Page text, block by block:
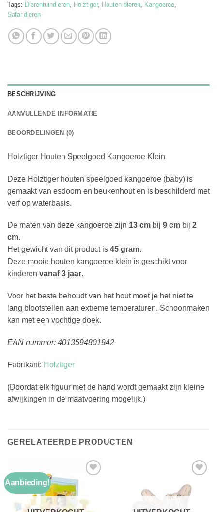
Tags: Dierentuindieren Holztiger, Houten dieren Kangoeroe
Safaridieren
BESCHRIJVING
AANVULLENDE INFORMATIE
BEOORDELINGEN (0)
Holztiger Houten Speelgoed Kangoeroe Klein
Deze Holztiger houten speelgoed kangoeroe (baby) is
gemaakt van esdoorn en beukenhout en is beschilderd met
verf op waterbasis.
De maten van deze kangoeroe zijn 13 cm bij 9 cm bij 2
cm.
Het gewicht van dit product is 45 gram.
Deze mooie houten kangoeroe klein is geschikt voor
kinderen vanaf 3 jaar.
Voor het beste behoudt van het hout moet je het niet te
lang blootstellen aan extreme temperaturen. Schoonmaken
kan met een vochtige doek.
EAN nummer: 4013594801942
Fabrikant: Holztiger
(Doordat elk figuur met de hand wordt gemaakt zijn kleine
afwijkingen in de maatvoering mogelijk.)
GERELATEERDE PRODUCTEN
Aanbieding!
Toevoegen
verlanglijst
aan
verlanglijst